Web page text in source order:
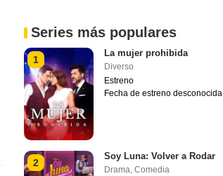
Series más populares
1
La mujer prohibida
Diverso
Estreno
Fecha de estreno desconocida
2
Soy Luna: Volver a Rodar
Drama, Comedia